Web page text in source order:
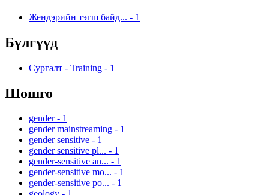
Жендэрийн тэгш байд... - 1
Бүлгүүд
Сургалт - Training - 1
Шошго
gender - 1
gender mainstreaming - 1
gender sensitive - 1
gender sensitive pl... - 1
gender-sensitive an... - 1
gender-sensitive mo... - 1
gender-sensitive po... - 1